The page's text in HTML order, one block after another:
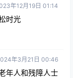
年12月19日 01:14
时光
年3月21日 00:46
年人和残障人士